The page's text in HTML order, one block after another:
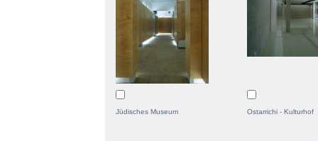
Jüdisches Museum Ostarrichi - Kulturhof